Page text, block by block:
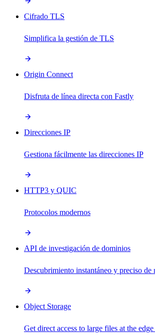
Cifrado TLS
Simplifica la gestión de TLS
Origin Connect
Disfruta de línea directa con Fastly
Direcciones IP
Gestiona fácilmente las direcciones IP
HTTP3 y QUIC
Protocolos modernos
API de investigación de dominios
Descubrimiento instantáneo y preciso de
Object Storage
Get direct access to large files at the